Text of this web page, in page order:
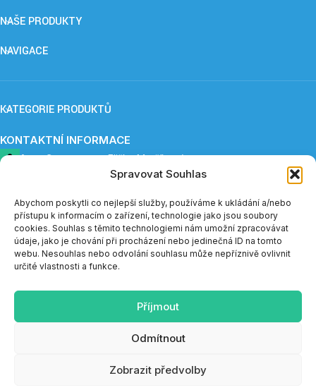
Spravovat Souhlas
Abychom poskytli co nejlepší služby, používáme k ukládání a/nebo
přístupu k informacím o zařízení, technologie jako jsou soubory
cookies. Souhlas s těmito technologiemi nám umožní zpracovávat
údaje, jako je chování při procházení nebo jedinečná ID na tomto
webu. Nesouhlas nebo odvolání souhlasu může nepříznivě ovlivnit
určité vlastnosti a funkce.
Příjmout
Odmítnout
Zobrazit předvolby
NAŠE PRODUKTY
NAVIGACE
KATEGORIE PRODUKTŮ
KONTAKTNÍ INFORMACE
ApnoCare s. r. o.,Eliška Maršíková
Provozovna: Záboří 84, 277 41 Kly
eshop@apnoe-spanek.cz
IČO: 23362812
DIČ: CZ23362812
Telefonická podpora e-shopu je v měsíci červenci a sprnu
dostupná vždy do 14:00.
Web navrhl a vytvořilTomáš Valach